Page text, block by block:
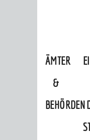
ÄMTER
&
BEHÖRDEN